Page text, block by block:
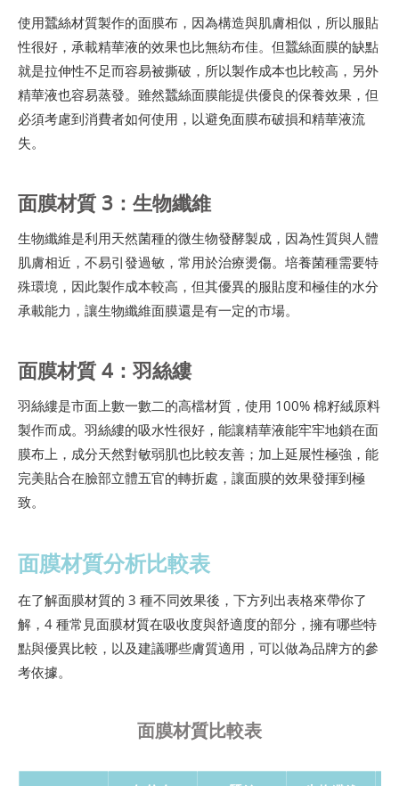
使用蠶絲材質製作的面膜布，因為構造與肌膚相似，所以服貼
性很好，承載精華液的效果也比無紡布佳。但蠶絲面膜的缺點
就是拉伸性不足而容易被撕破，所以製作成本也比較高，另外
精華液也容易蒸發。雖然蠶絲面膜能提供優良的保養效果，但
必須考慮到消費者如何使用，以避免面膜布破損和精華液流
失。
面膜材質 3：生物纖維
生物纖維是利用天然菌種的微生物發酵製成，因為性質與人體
肌膚相近，不易引發過敏，常用於治療燙傷。培養菌種需要特
殊環境，因此製作成本較高，但其優異的服貼度和極佳的水分
承載能力，讓生物纖維面膜還是有一定的市場。
面膜材質 4：羽絲縷
羽絲縷是市面上數一數二的高檔材質，使用 100% 棉籽絨原料
製作而成。羽絲縷的吸水性很好，能讓精華液能牢牢地鎖在面
膜布上，成分天然對敏弱肌也比較友善；加上延展性極強，能
完美貼合在臉部立體五官的轉折處，讓面膜的效果發揮到極
致。
面膜材質分析比較表
在了解面膜材質的 3 種不同效果後，下方列出表格來帶你了
解，4 種常見面膜材質在吸收度與舒適度的部分，擁有哪些特
點與優異比較，以及建議哪些膚質適用，可以做為品牌方的參
考依據。
面膜材質比較表